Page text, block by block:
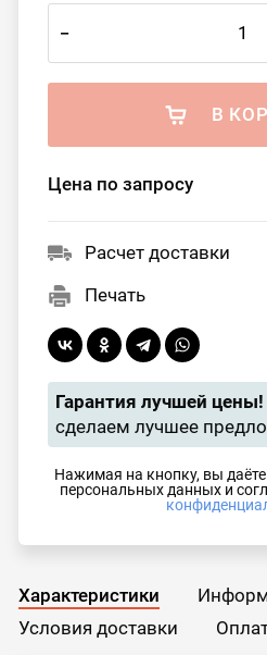
–
В
Цена по запросу
Расчет доставки
Печать
Гарантия лучшей цены!
сделаем лучшее
Нажимая на кнопку, вы
персональных данных и
Характеристики
Условия доставки